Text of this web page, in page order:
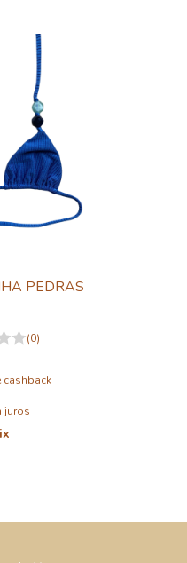
PEDRAS
(0)
cashback
juros